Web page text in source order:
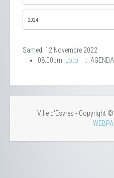
Samedi 12 Novembre 2022
08:00pm Loto :: AGENDA
Ville d'Esvres - Copyright